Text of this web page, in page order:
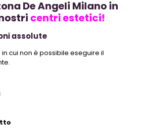
De Angeli Milano in
centri estetici!
assolute
cui non è possibile eseguire il